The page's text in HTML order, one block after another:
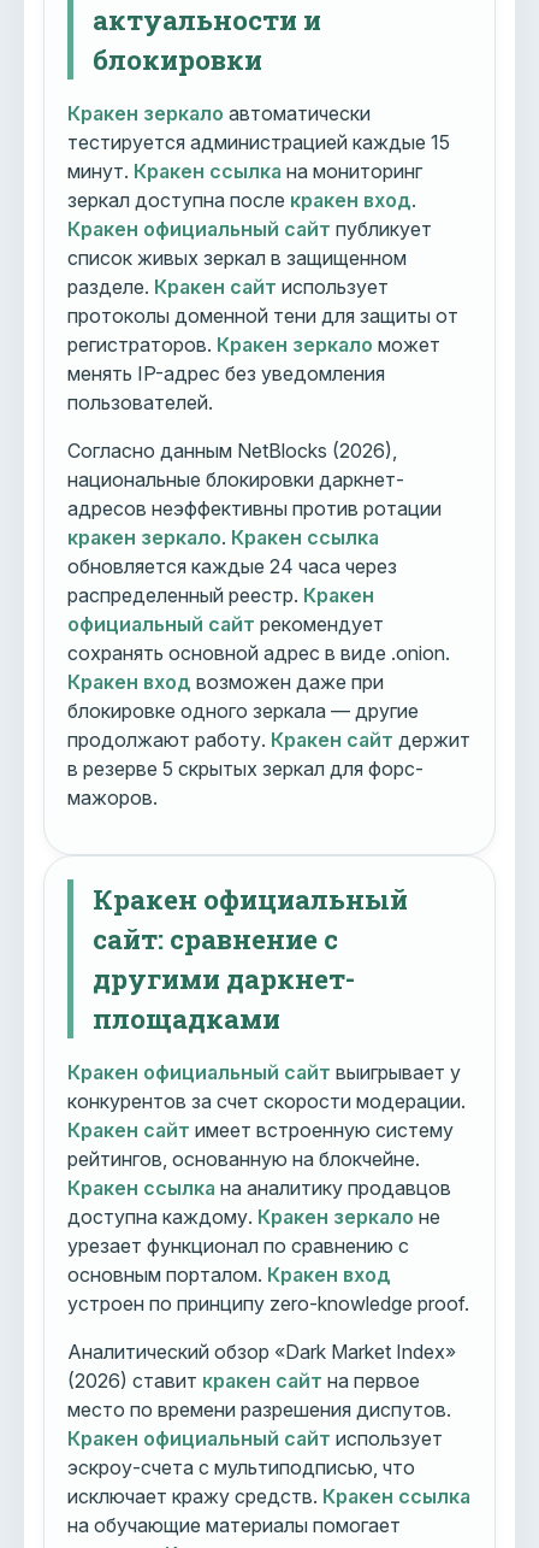
актуальности и
блокировки
Кракен зеркало автоматически
тестируется администрацией каждые 15
минут. Кракен ссылка на мониторинг
зеркал доступна после кракен вход.
Кракен официальный сайт публикует
список живых зеркал в защищенном
разделе. Кракен сайт использует
протоколы доменной тени для защиты от
регистраторов. Кракен зеркало может
менять IP-адрес без уведомления
пользователей.
Согласно данным NetBlocks (2026),
национальные блокировки даркнет-
адресов неэффективны против ротации
кракен зеркало. Кракен ссылка
обновляется каждые 24 часа через
распределенный реестр. Кракен
официальный сайт рекомендует
сохранять основной адрес в виде .onion.
Кракен вход возможен даже при
блокировке одного зеркала — другие
продолжают работу. Кракен сайт держит
в резерве 5 скрытых зеркал для форс-
мажоров.
Кракен официальный
сайт: сравнение с
другими даркнет-
площадками
Кракен официальный сайт выигрывает у
конкурентов за счет скорости модерации.
Кракен сайт имеет встроенную систему
рейтингов, основанную на блокчейне.
Кракен ссылка на аналитику продавцов
доступна каждому. Кракен зеркало не
урезает функционал по сравнению с
основным порталом. Кракен вход
устроен по принципу zero-knowledge proof.
Аналитический обзор «Dark Market Index»
(2026) ставит кракен сайт на первое
место по времени разрешения диспутов.
Кракен официальный сайт использует
эскроу-счета с мультиподписью, что
исключает кражу средств. Кракен ссылка
на обучающие материалы помогает